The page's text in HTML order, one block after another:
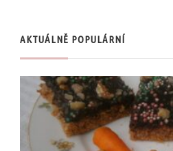
AKTUÁLNĚ POPULÁRNÍ